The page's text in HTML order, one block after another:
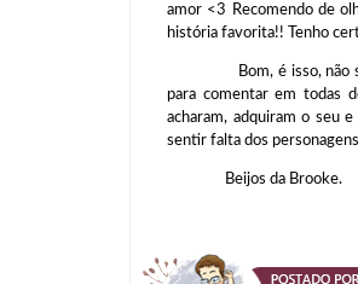
amor <3 Recomendo de
história favorita!! Tenho
Bom, é isso, não se
para comentar em todas
acharam, adquiram o seu
sentir falta dos
Beijos da Brooke.